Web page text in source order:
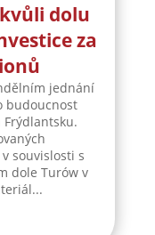
dolu
za
jednání
budoucnost
souvislosti s
dole Turów v